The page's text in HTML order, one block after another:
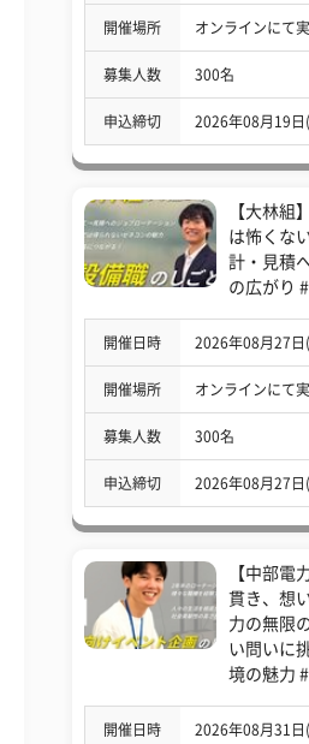
開催場所 オンラインにて
募集人数 300名
申込締切 2026年08月19日
【大林組
は怖くな
計・見積
の広がり
開催日時 2026年08月27日
開催場所 オンラインにて
募集人数 300名
申込締切 2026年08月27日
【中部電
貫き、想
力の無限
い問いに
境の魅力 #
開催日時 2026年08月31日